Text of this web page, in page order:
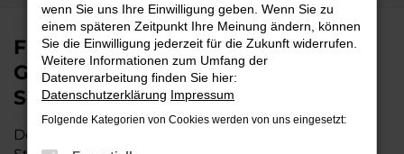
Finden Sie Ihren VW Touareg
Gebrauchtwagen für Stuhr bei
Schmidt + Koch
Der VW Touareg ist die perfekte Wahl für alle in
wenn Sie uns Ihre Einwilligung geben. Wenn Sie zu
einem späteren Zeitpunkt Ihre Meinung ändern, können
Sie die Einwilligung jederzeit für die Zukunft widerrufen.
Weitere Informationen zum Umfang der
Datenverarbeitung finden Sie hier:
Datenschutzerklärung Impressum
Folgende Kategorien von Cookies werden von uns eingesetzt: